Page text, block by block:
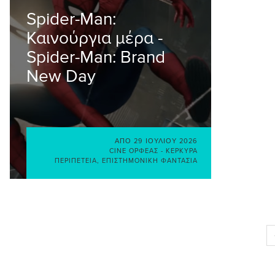
Spider-Man:
Καινούργια μέρα -
Spider-Man: Brand
New Day
ΑΠΌ 29 ΙΟΥΛΊΟΥ 2026
CINE ΟΡΦΈΑΣ - ΚΈΡΚΥΡΑ
ΠΕΡΙΠΈΤΕΙΑ
ΕΠΙΣΤΗΜΟΝΙΚΉ ΦΑΝΤΑΣΊΑ